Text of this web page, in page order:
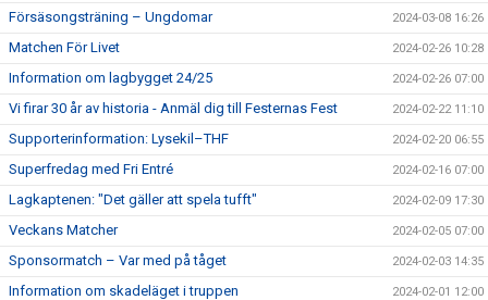
Försäsongsträning – Ungdomar 2024-03-08 16:26
Matchen För Livet 2024-02-26 10:28
Information om lagbygget 24/25 2024-02-26 07:00
Vi firar 30 år av historia - Anmäl dig till Festernas Fest 2024-02-22 11:10
Supporterinformation: Lysekil–THF 2024-02-20 06:55
Superfredag med Fri Entré 2024-02-16 07:00
Lagkaptenen: "Det gäller att spela tufft" 2024-02-09 17:30
Veckans Matcher 2024-02-05 07:00
Sponsormatch – Var med på tåget 2024-02-03 14:35
Information om skadeläget i truppen 2024-02-01 12:00